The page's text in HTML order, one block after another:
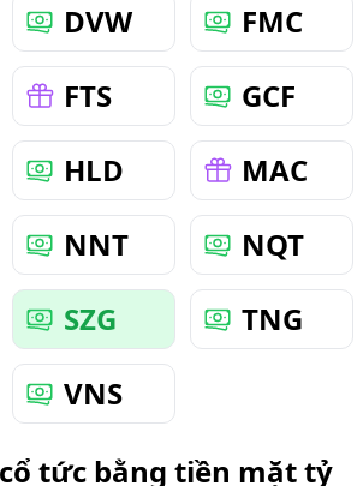
DVW
FMC
FTS
GCF
HLD
MAC
NNT
NQT
SZG
TNG
VNS
cổ tức bằng tiền mặt tỷ